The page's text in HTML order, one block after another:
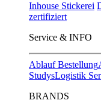
Inhouse Stickerei
zertifiziert
Service & INFO
Ablauf Bestellung
StudysLogistik
BRANDS